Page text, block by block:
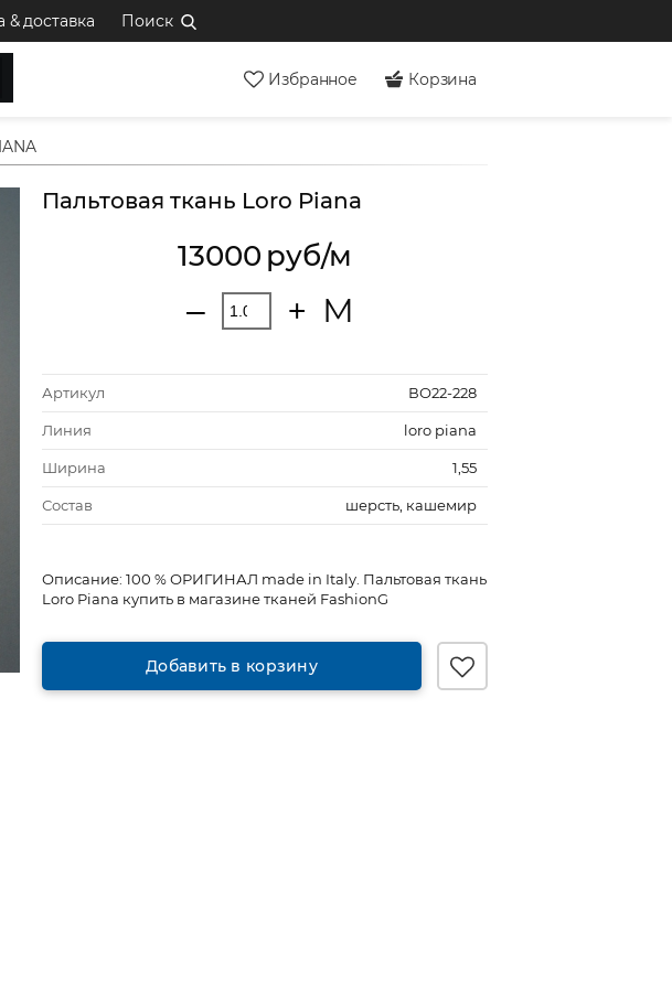
& доставка Поиск
Избранное Корзина
Пальтовая ткань Loro Piana
13000 руб/м
‒ + М
Артикул ВО22-228
Линия loro piana
Ширина 1,55
Состав шерсть, кашемир
Описание: 100 % ОРИГИНАЛ made in Italy. Пальтовая ткань
Loro Piana купить в магазине тканей FashionG
Добавить в корзину